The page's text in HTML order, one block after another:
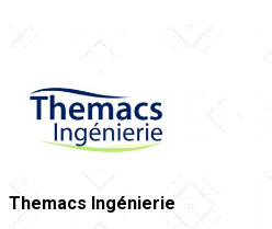
Themacs Ingénierie